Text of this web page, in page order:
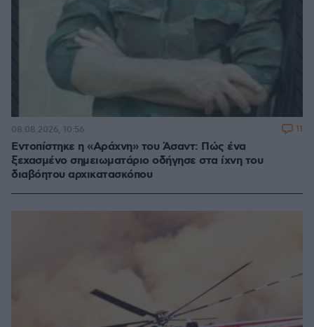
Εντοπίστηκε η «Αράχνη» του Άσαντ: Πώς ένα
ξεχασμένο σημειωματάριο οδήγησε στα ίχνη του
διαβόητου αρχικατασκόπου
08.08.2026, 10:56 11